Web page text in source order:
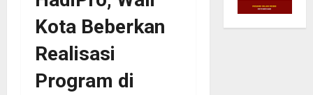
Kota Beberkan
Realisasi
Program di